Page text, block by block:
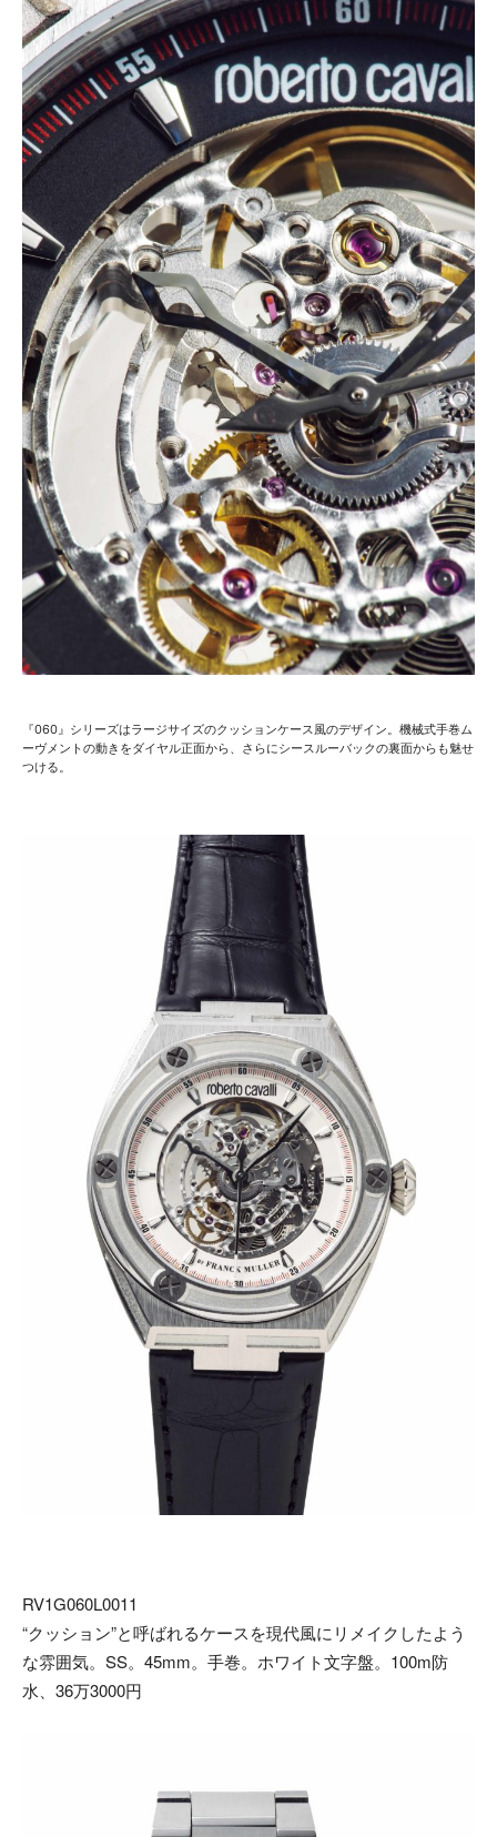
『060』シリーズはラージサイズのクッションケース風のデザイン。機械式手巻ム
ーヴメントの動きをダイヤル正面から、さらにシースルーバックの裏面からも魅せ
つける。
RV1G060L0011
“クッション”と呼ばれるケースを現代風にリメイクしたよう
な雰囲気。SS。45mm。手巻。ホワイト文字盤。100m防
水、36万3000円